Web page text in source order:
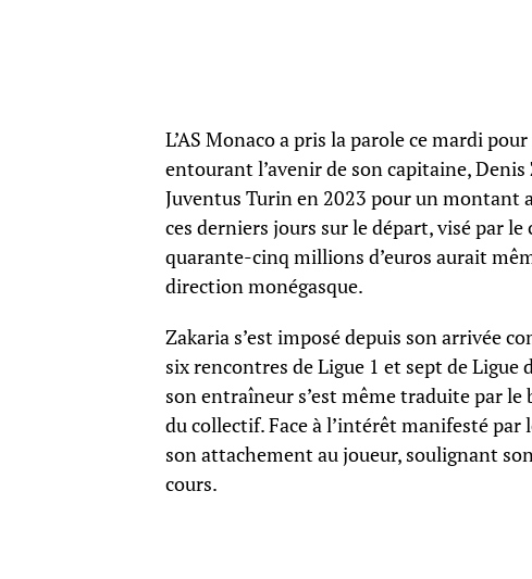
L’AS Monaco a pris la parole ce mardi
entourant l’avenir de son capitaine,
Juventus Turin en 2023 pour un montant
ces derniers jours sur le départ, visé par
quarante-cinq millions d’euros aurait
direction monégasque.
Zakaria s’est imposé depuis son arrivée
six rencontres de Ligue 1 et sept de Ligue
son entraîneur s’est même traduite par
du collectif. Face à l’intérêt manifesté
son attachement au joueur, soulignant
cours.